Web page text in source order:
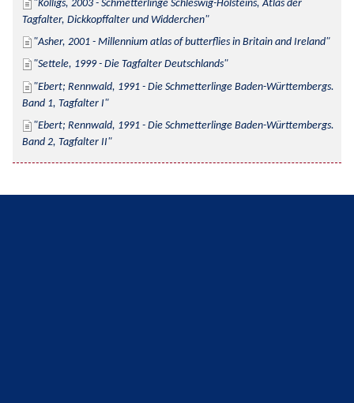
Kolligs, 2003 - Schmetterlinge Schleswig-Holsteins, Atlas der
Tagfalter, Dickkopffalter und Widderchen
Asher, 2001 - Millennium atlas of butterflies in Britain and Ireland
Settele, 1999 - Die Tagfalter Deutschlands
Ebert; Rennwald, 1991 - Die Schmetterlinge Baden-Württembergs.
Band 1, Tagfalter I
Ebert; Rennwald, 1991 - Die Schmetterlinge Baden-Württembergs.
Band 2, Tagfalter II